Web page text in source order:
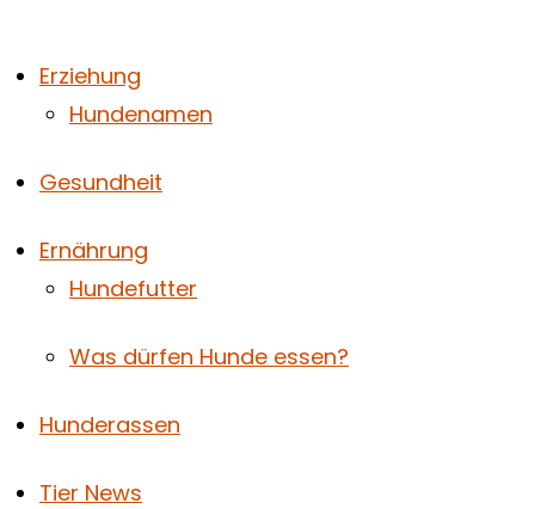
Erziehung
Hundenamen
Gesundheit
Ernährung
Hundefutter
Was dürfen Hunde essen?
Hunderassen
Tier News